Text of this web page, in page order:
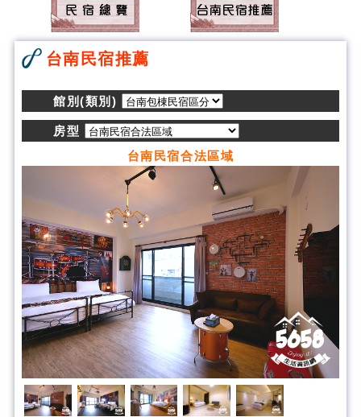
台南民宿推薦
館別(類別)
房型
台南民宿合法區域